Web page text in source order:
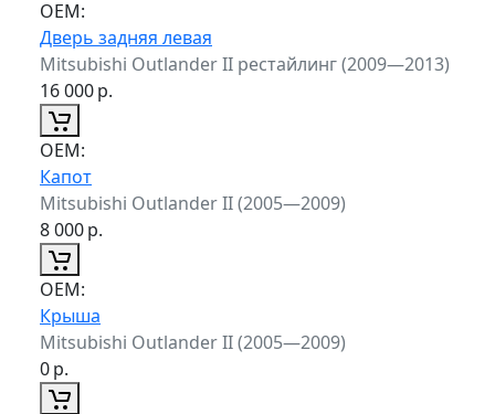
ОЕМ:
Дверь задняя левая
Mitsubishi Outlander II рестайлинг (2009—2013)
16 000р.
ОЕМ:
Капот
Mitsubishi Outlander II (2005—2009)
8 000р.
ОЕМ:
Крыша
Mitsubishi Outlander II (2005—2009)
0р.